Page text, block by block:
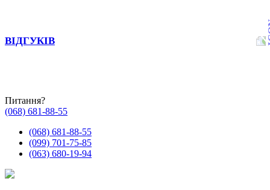
ВІДГУКІВ
Питання?
(068) 681-88-55
(068) 681-88-55
(099) 701-75-85
(063) 680-19-94